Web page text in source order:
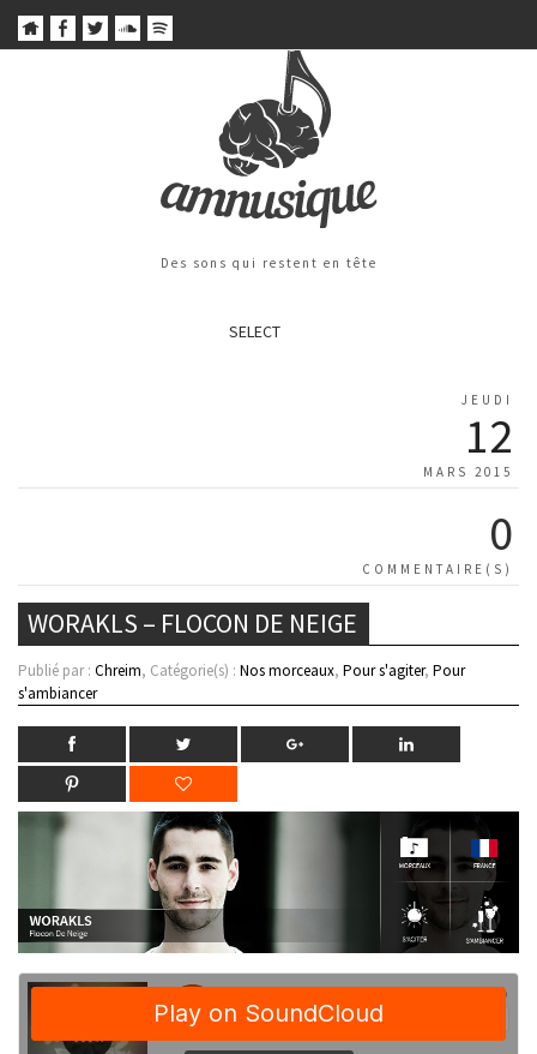
Des sons qui restent en tête
SELECT
JEUDI
12
MARS 2015
0
COMMENTAIRE(S)
WORAKLS – FLOCON DE NEIGE
Publié par : Chreim, Catégorie(s) : Nos morceaux, Pour s'agiter, Pour
s'ambiancer